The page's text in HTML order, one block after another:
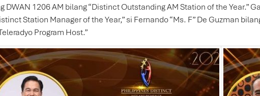
DWAN 1206 AM bilang “Distinct Outstanding AM Station of the Year.”
Station Manager of the Year,” si Fernando “Ms. F” De Guzman
Program Host.”